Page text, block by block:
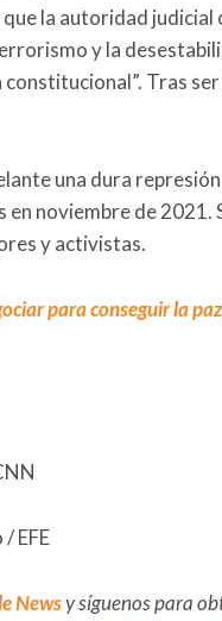
la autoridad judicial
y la
Tras
una dura
en noviembre de 2021.
y activistas.
para conseguir la
EFE
Newsy síguenos para